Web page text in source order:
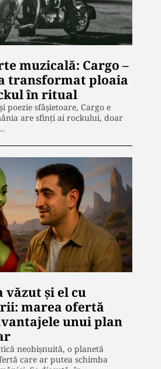
muzicală: Cargo –
transformat ploaia
în ritual
poezie sfâșietoare, Cargo e
are sfinți ai rockului, doar
văzut și el cu
marea ofertă
unui plan
neobișnuită, o planetă
care ar putea schimba